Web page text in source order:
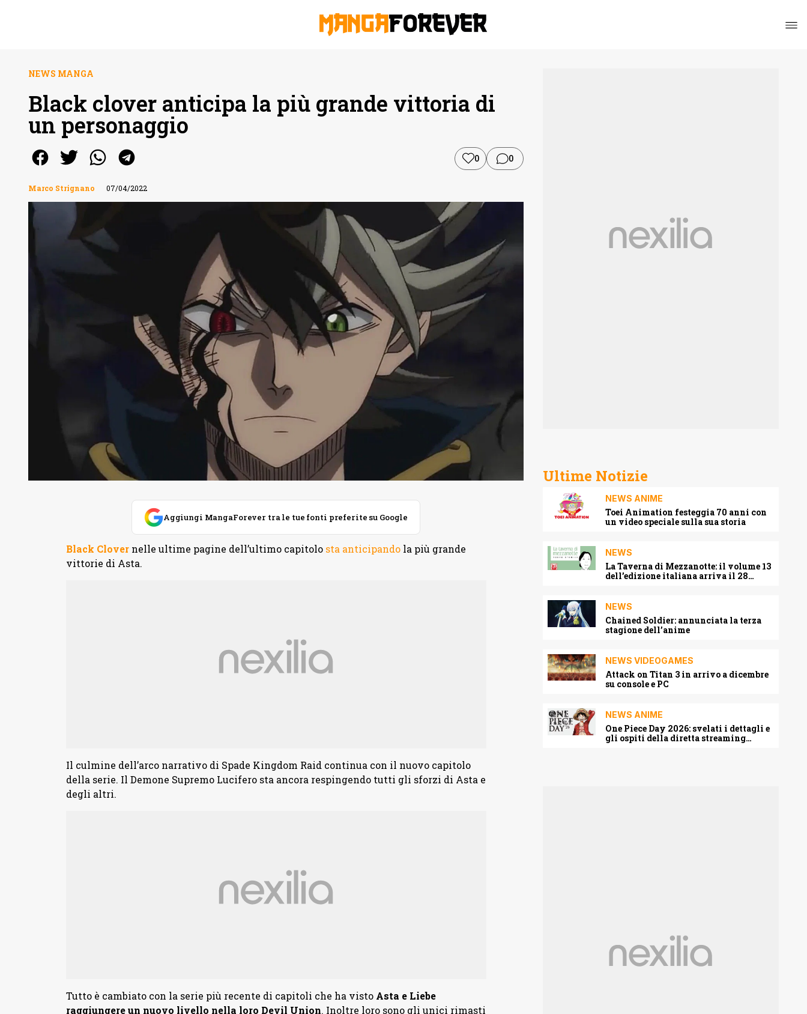
NEWS MANGA
Black clover anticipa la più grande vittoria di
un personaggio
0 0
Marco Strignano 07/04/2022
Aggiungi MangaForever tra le tue fonti preferite su Google
Black Clovernelle ultime pagine dell’ultimo capitolo sta anticipandola più grande
vittorie di Asta.
Il culmine dell’arco narrativo di Spade Kingdom Raid continua con il nuovo capitolo
della serie. Il Demone Supremo Lucifero sta ancora respingendo tutti gli sforzi di Asta e
degli altri.
Tutto è cambiato con la serie più recente di capitoli che ha visto Asta e Liebe
raggiungere un nuovo livello nella loro Devil Union. Inoltre loro sono gli unici rimasti
Ultime Notizie
NEWS ANIME
Toei Animation festeggia 70 anni con
un video speciale sulla sua storia
NEWS
La Taverna di Mezzanotte: il volume 13
dell’edizione italiana arriva il 28
NEWS
Chained Soldier: annunciata la terza
stagione dell’anime
NEWS VIDEOGAMES
Attack on Titan 3 in arrivo a dicembre
su console e PC
NEWS ANIME
One Piece Day 2026: svelati i dettagli e
gli ospiti della diretta streaming